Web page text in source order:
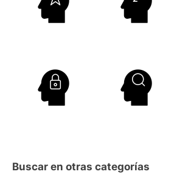
Buscar en otras categorías